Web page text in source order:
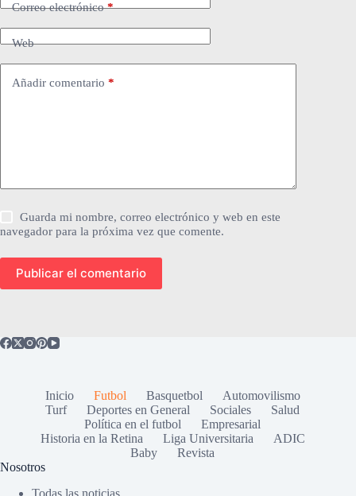
Correo electrónico*
Web
Añadir comentario *
Guarda mi nombre, correo electrónico y web en este
navegador para la próxima vez que comente.
Publicar el comentario
Inicio Futbol Basquetbol
Automovilismo
Turf
Deportes en General Sociales
Salud
Política en el futbol
Empresarial
Historia en la Retina
Liga Universitaria
ADIC
Baby
Revista
Nosotros
Todas las noticias